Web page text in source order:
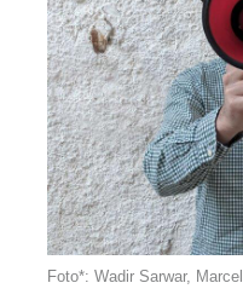
Foto*: Wadir Sarwar,